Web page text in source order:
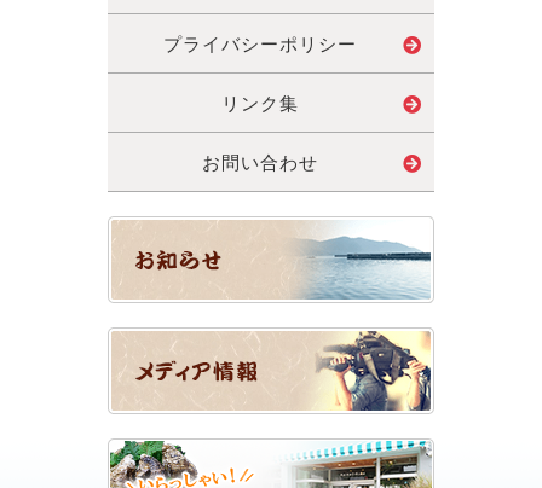
プライバシーポリシー
リンク集
お問い合わせ